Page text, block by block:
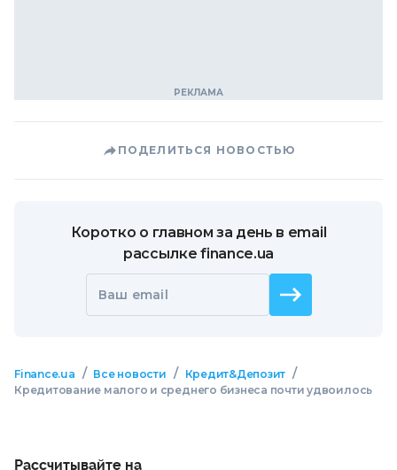
ПОДЕЛИТЬСЯ НОВОСТЬЮ
Коротко о главном за день в email
рассылке finance.ua
Ваш email
Finance.ua / Все новости / Кредит&Депозит /
Кредитование малого и среднего бизнеса почти удвоилось
Рассчитывайте на